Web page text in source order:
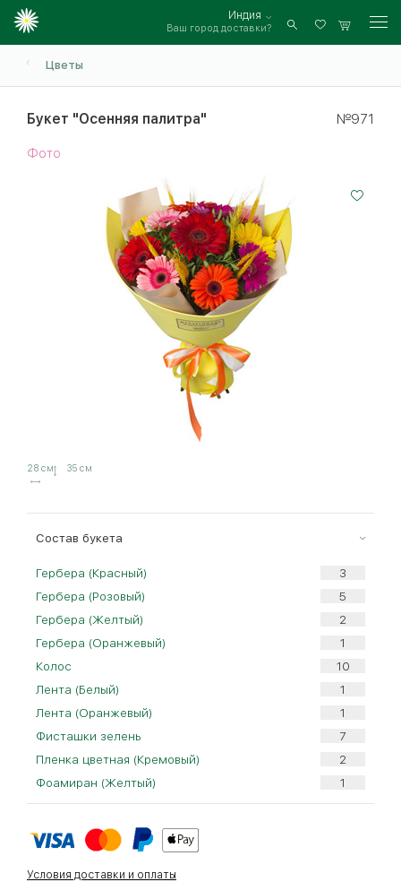
Индия
Ваш город доставки? Войти
Цветы
Букет "Осенняя палитра" №971
Фото
28 см 35 см
Cостав букета
Гербера (Красный)
Гербера (Розовый)
Гербера (Желтый)
Гербера (Оранжевый)
Колос
Лента (Белый)
Лента (Оранжевый)
Фисташки зелень
Пленка цветная (Кремовый)
Фоамиран (Желтый)
Условия доставки и оплаты